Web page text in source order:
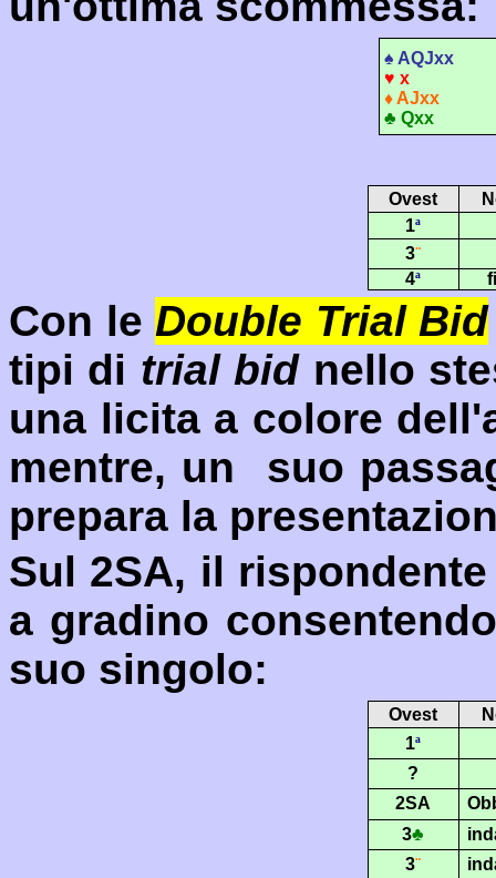
♠ AQJxx
♥ x
♦AJxx
♣ Qxx
Ovest
1ª
3¨
4ª
Con le Double Trial Bid
tipi di trial bidnello
una licita a colore
mentre, un suo
prepara la
Sul 2SA, il
a gradino
suo singolo:
Ovest
1ª
?
2SA
3♣
3¨